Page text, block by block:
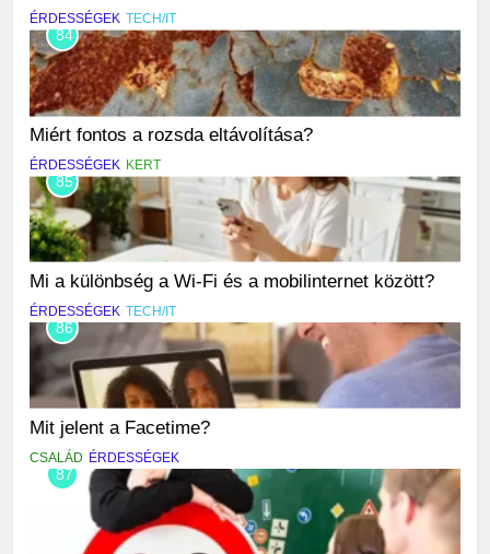
ÉRDESSÉGEK TECH/IT
84
Miért fontos a rozsda eltávolítása?
ÉRDESSÉGEK KERT
85
Mi a különbség a Wi-Fi és a mobilinternet között?
ÉRDESSÉGEK TECH/IT
86
Mit jelent a Facetime?
CSALÁD ÉRDESSÉGEK
87